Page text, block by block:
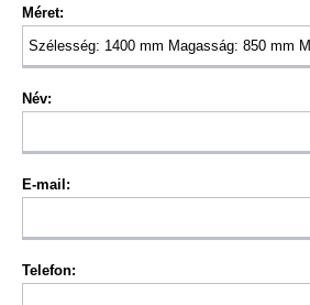
Méret:
Név:
E-mail:
Telefon: